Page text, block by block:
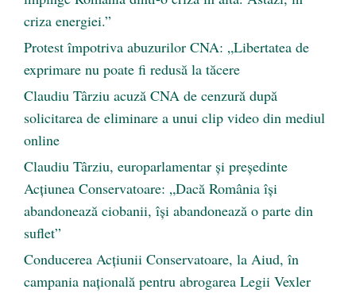
criza energiei.”
Protest împotriva abuzurilor CNA: „Libertatea de
exprimare nu poate fi redusă la tăcere
Claudiu Târziu acuză CNA de cenzură după
solicitarea de eliminare a unui clip video din mediul
online
Claudiu Târziu, europarlamentar și președinte
Acțiunea Conservatoare: „Dacă România își
abandonează ciobanii, își abandonează o parte din
suflet”
Conducerea Acțiunii Conservatoare, la Aiud, în
campania națională pentru abrogarea Legii Vexler